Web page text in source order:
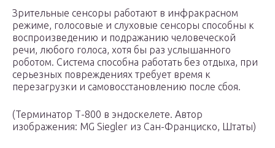
Зрительные сенсоры работают в инфракрасном
режиме, голосовые и слуховые сенсоры способны к
воспроизведению и подражанию человеческой
речи, любого голоса, хотя бы раз услышанного
роботом. Система способна работать без отдыха, при
серьезных повреждениях требует время к
перезагрузки и самовосстановлению после сбоя.
(Терминатор Т-800 в эндоскелете. Автор
изображения: MG Siegler из Сан-Франциско, Штаты)